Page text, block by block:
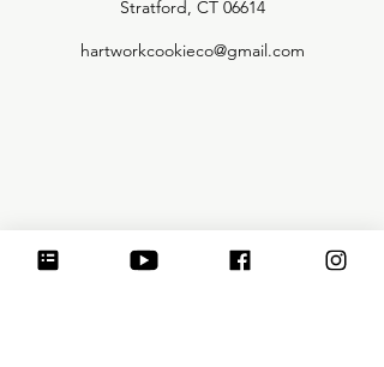
Stratford, CT 06614
hartworkcookieco@gmail.com